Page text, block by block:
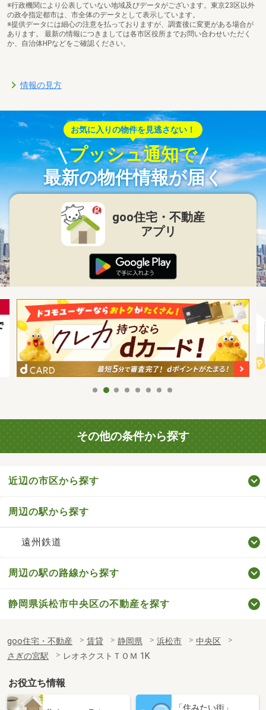
※行政機関により公表していない地域及びデータがございます。東京23区以外
の政令指定都市は、市全体のデータとして表示しています。
※提供データには細心の注意を払っておりますが、調査後に変更がある場合が
あります。 最新の情報につきましては各市区役所までお問い合わせいただく
か、自治体HPなどをご確認ください。
情報の見方
お気に入りの物件を見逃さない！
プッシュ通知で
最新の物件情報が届く
goo住宅・不動産
アプリ
その他の条件から探す
近辺の市区から探す
周辺の駅から探す
遠州鉄道
周辺の駅の路線から探す
静岡県浜松市中央区の不動産を探す
goo住宅・不動産 賃貸 静岡県 浜松市
中央区
さぎの宮駅
レオネクストＴＯＭ 1K
お役立ち情報
「住みたい街」